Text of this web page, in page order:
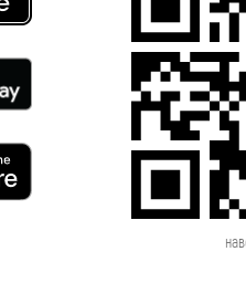
2020-01-10 06:41:50
Смотрите также:
2019.06.28 NewsTime День